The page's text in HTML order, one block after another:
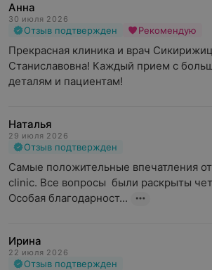
Анна
30 июля 2026
Отзыв подтвержден Рекомендую
Прекрасная клиника и врач
Станиславовна! Каждый прием с
деталям и пациентам!
Наталья
29 июля 2026
Отзыв подтвержден
Самые положительные впечатления
clinic. Все вопросы  были раскрыты
Особая благодарност...
Ирина
22 июля 2026
Отзыв подтвержден